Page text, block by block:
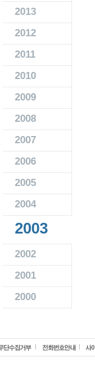
2013
2012
2011
2010
2009
2008
2007
2006
2005
2004
2003
2002
2001
2000